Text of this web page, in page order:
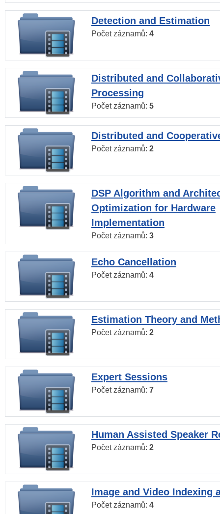
Detection and Estimation
Počet záznamů: 4
Distributed and
Processing
Počet záznamů: 5
Distributed and
Počet záznamů: 2
DSP Algorithm and
Optimization for Hardware
Implementation
Počet záznamů: 3
Echo Cancellation
Počet záznamů: 4
Estimation Theory and
Počet záznamů: 2
Expert Sessions
Počet záznamů: 7
Human Assisted Speaker
Počet záznamů: 2
Image and Video Indexing
Počet záznamů: 4